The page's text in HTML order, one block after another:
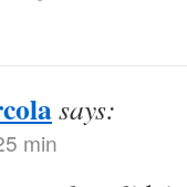
says:
min